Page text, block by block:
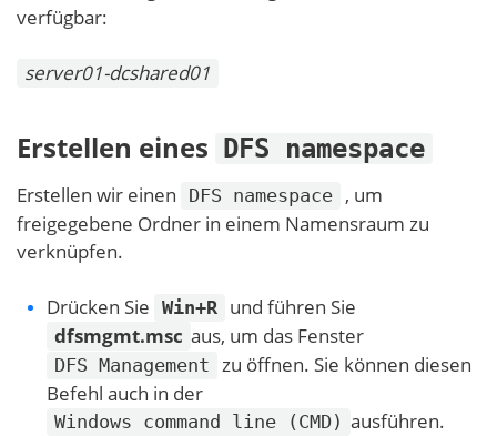
verfügbar:
server01-dcshared01
Erstellen eines DFS namespace
Erstellen wir einen DFS namespace , um
freigegebene Ordner in einem Namensraum zu
verknüpfen.
Drücken Sie Win+R und führen Sie
dfsmgmt.msc aus, um das Fenster
DFS Management zu öffnen. Sie können diesen
Befehl auch in der
Windows command line (CMD) ausführen.